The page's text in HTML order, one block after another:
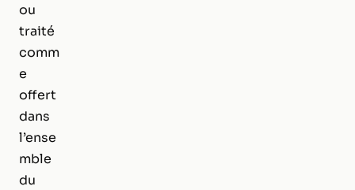
ou
traité
comm
e
offert
dans
l’ense
mble
du